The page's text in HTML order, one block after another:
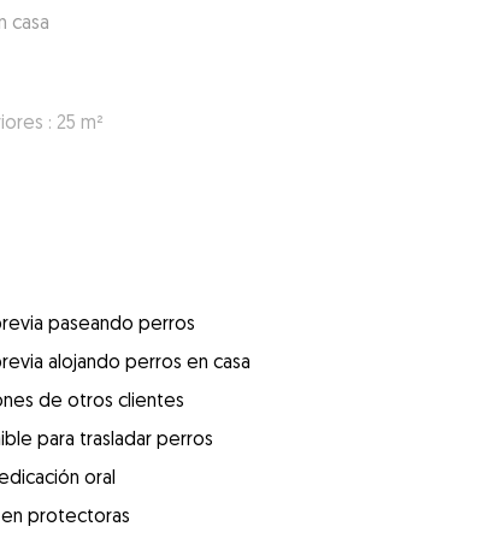
casa
: 25 m²
paseando perros
alojando perros en casa
de otros clientes
para trasladar perros
oral
protectoras